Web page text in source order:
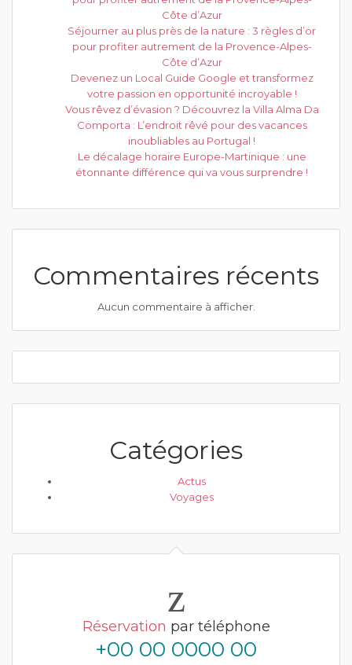
Côte d’Azur
Séjourner au plus près de la nature : 3 règles d’or
pour profiter autrement de la Provence-Alpes-
Côte d’Azur
Devenez un Local Guide Google et transformez
votre passion en opportunité incroyable !
Vous rêvez d’évasion ? Découvrez la Villa Alma Da
Comporta : L’endroit rêvé pour des vacances
inoubliables au Portugal !
Le décalage horaire Europe-Martinique : une
étonnante différence qui va vous surprendre !
Commentaires récents
Aucun commentaire à afficher.
Catégories
Actus
Voyages
Réservation par téléphone
+00 00 0000 00